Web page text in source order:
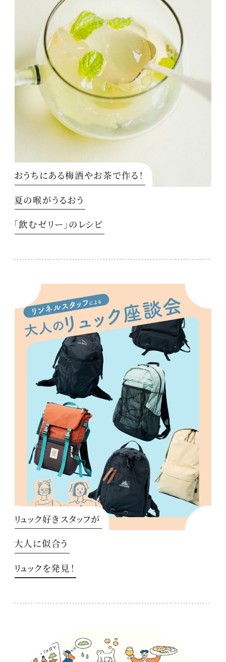
おうちにある梅酒やお茶で作る！
夏の喉がうるおう
「飲むゼリー」のレシピ
リュック好きスタッフが
大人に似合う
リュックを発見！